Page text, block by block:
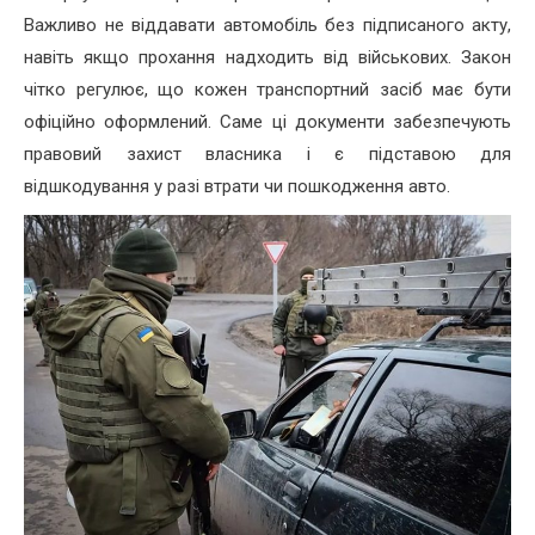
Важливо не віддавати автомобіль без підписаного акту,
навіть якщо прохання надходить від військових. Закон
чітко регулює, що кожен транспортний засіб має бути
офіційно оформлений. Саме ці документи забезпечують
правовий захист власника і є підставою для
відшкодування у разі втрати чи пошкодження авто.